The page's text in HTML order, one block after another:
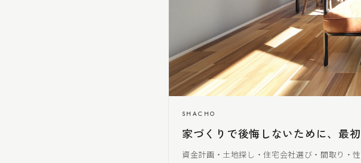
SHACHO
家づくりで後悔しないために、最
資金計画・土地探し・住宅会社選び・間取り・